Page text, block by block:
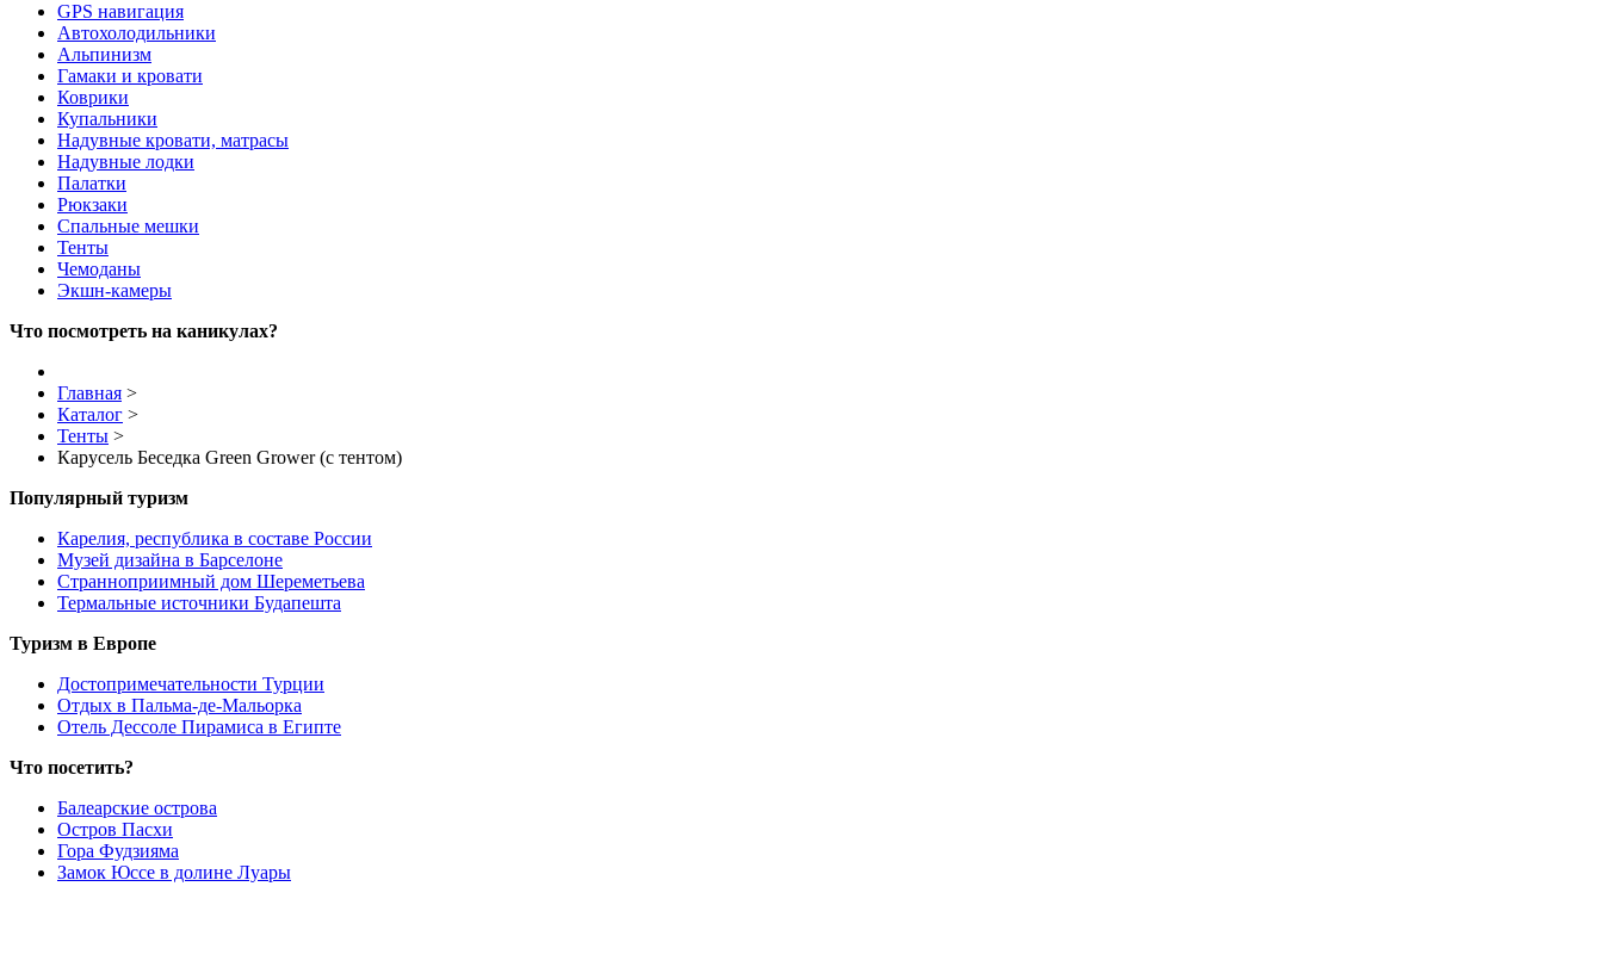
GPS навигация
Автохолодильники
Альпинизм
Гамаки и кровати
Коврики
Купальники
Надувные кровати, матрасы
Надувные лодки
Палатки
Рюкзаки
Спальные мешки
Тенты
Чемоданы
Экшн-камеры
Что посмотреть на каникулах?
Главная >
Каталог >
Тенты >
Карусель Беседка Green Grower (с тентом)
Популярный туризм
Карелия, республика в составе России
Музей дизайна в Барселоне
Странноприимный дом Шереметьева
Термальные источники Будапешта
Туризм в Европе
Достопримечательности Турции
Отдых в Пальма-де-Мальорка
Отель Дессоле Пирамиса в Египте
Что посетить?
Балеарские острова
Остров Пасхи
Гора Фудзияма
Замок Юссе в долине Луары